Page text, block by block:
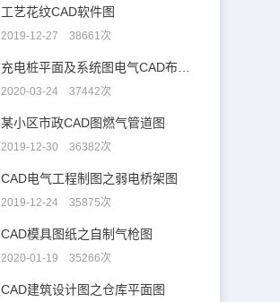
工艺花纹CAD软件图
2019-12-27 38661次
2020-03-24 37442次
某小区市政CAD图燃气管道图
2019-12-30 36382次
CAD电气工程制图之弱电桥架图
2019-12-24 35875次
CAD模具图纸之自制气枪图
2020-01-19 35266次
CAD建筑设计图之仓库平面图